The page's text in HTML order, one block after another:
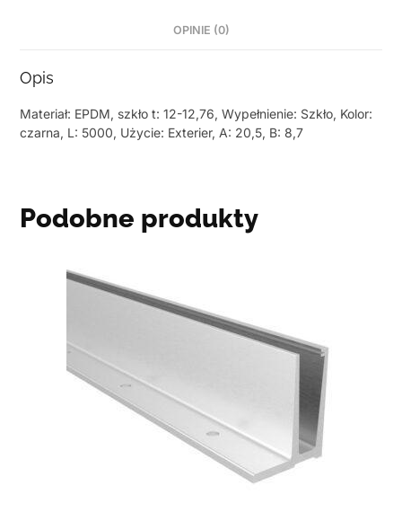
OPINIE (0)
Opis
Materiał: EPDM, szkło t: 12-12,76, Wypełnienie: Szkło, Kolor:
czarna, L: 5000, Użycie: Exterier, A: 20,5, B: 8,7
Podobne produkty